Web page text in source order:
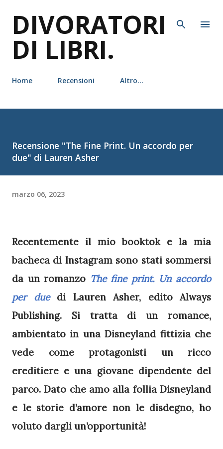
DIVORATORI
DI LIBRI.
Home Recensioni Altro…
Recensione "The Fine Print. Un accordo per
due" di Lauren Asher
marzo 06, 2023
Recentemente il mio booktok e la mia
bacheca di Instagram sono stati sommersi
da un romanzo The fine print. Un accordo
per due
di Lauren Asher, edito Always
Publishing. Si tratta di un romance,
ambientato in una Disneyland fittizia che
vede come protagonisti un ricco
ereditiere e una giovane dipendente del
parco. Dato che amo alla follia Disneyland
e le storie d’amore non le disdegno, ho
voluto dargli un’opportunità!